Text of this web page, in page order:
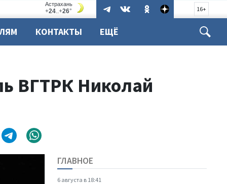
16+
КОНТАКТЫ ЕЩЁ
ВГТРК Николай
ГЛАВНОЕ
6 августа в 18:41